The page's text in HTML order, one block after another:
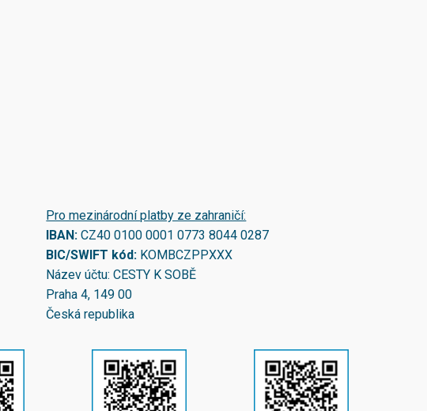
Pro mezinárodní platby ze zahraničí:
IBAN:CZ40 0100 0001 0773 8044 0287
BIC/SWIFT kód: KOMBCZPPXXX
Název účtu: CESTY K SOBĚ
Praha 4, 149 00
Česká republika